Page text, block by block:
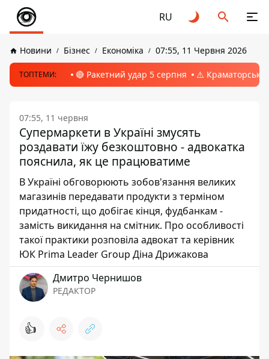
RU
Новини Бізнес Економіка 07:55, 11 Червня 2026
ТОПТЕМИ: 🔴 Ракетний удар 5 серпня ⚠️ Краматорськ,
07:55, 11 червня
Супермаркети в Україні змусять
роздавати їжу безкоштовно - адвокатка
пояснила, як це працюватиме
В Україні обговорюють зобов'язання великих
магазинів передавати продукти з терміном
придатності, що добігає кінця, фудбанкам -
замість викидання на смітник. Про особливості
такої практики розповіла адвокат та керівник
ЮК Prima Leader Group Діна Дрижакова
Дмитро Чернишов
РЕДАКТОР
👍